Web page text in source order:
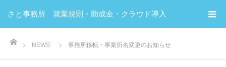
さと事務所 就業規則・助成金・クラウド導入
NEWS
事務所移転・事業所名変更のお知らせ